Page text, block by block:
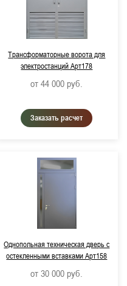
Трансформаторные ворота для
электростанций Арт178
от 44 000 руб.
Заказать расчет
Однопольная техническая дверь с
остекленными вставками Арт158
от 30 000 руб.